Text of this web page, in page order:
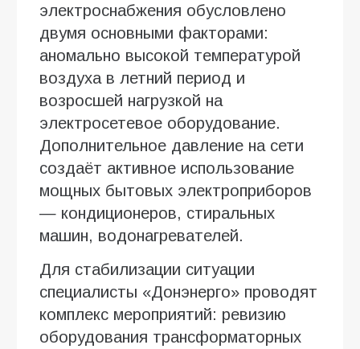
электроснабжения обусловлено
двумя основными факторами:
аномально высокой температурой
воздуха в летний период и
возросшей нагрузкой на
электросетевое оборудование.
Дополнительное давление на сети
создаёт активное использование
мощных бытовых электроприборов
— кондиционеров, стиральных
машин, водонагревателей.
Для стабилизации ситуации
специалисты «Донэнерго» проводят
комплекс мероприятий: ревизию
оборудования трансформаторных